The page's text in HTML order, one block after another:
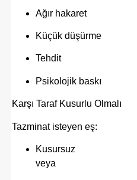
Ağır hakaret
Küçük düşürme
Tehdit
Psikolojik baskı
Karşı Taraf Kusurlu Olmalı
Tazminat isteyen eş:
Kusursuz
veya